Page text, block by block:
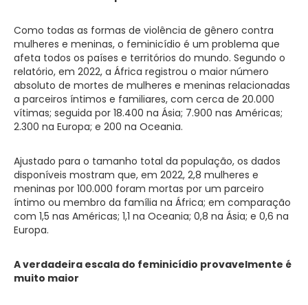
Como todas as formas de violência de gênero contra
mulheres e meninas, o feminicídio é um problema que
afeta todos os países e territórios do mundo. Segundo o
relatório, em 2022, a África registrou o maior número
absoluto de mortes de mulheres e meninas relacionadas
a parceiros íntimos e familiares, com cerca de 20.000
vítimas; seguida por 18.400 na Ásia; 7.900 nas Américas;
2.300 na Europa; e 200 na Oceania.
Ajustado para o tamanho total da população, os dados
disponíveis mostram que, em 2022, 2,8 mulheres e
meninas por 100.000 foram mortas por um parceiro
íntimo ou membro da família na África; em comparação
com 1,5 nas Américas; 1,1 na Oceania; 0,8 na Ásia; e 0,6 na
Europa.
A verdadeira escala do feminicídio provavelmente é
muito maior